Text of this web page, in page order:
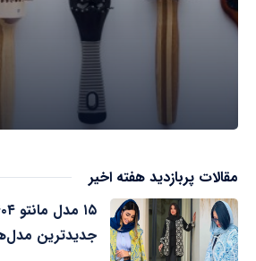
مقالات پربازدید هفته اخیر
جدیدترین